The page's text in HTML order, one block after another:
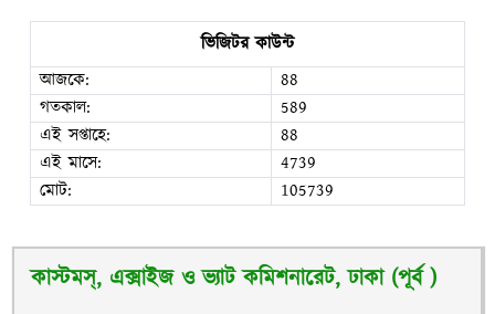
ভিজিটর কাউন্ট
আজকে:
88
গতকাল:
589
এই সপ্তাহে:
88
এই মাসে:
4739
মোট:
105739
কাস্টমস্, এক্সাইজ ও ভ্যাট কমিশনারেট, ঢাকা (পূর্ব )